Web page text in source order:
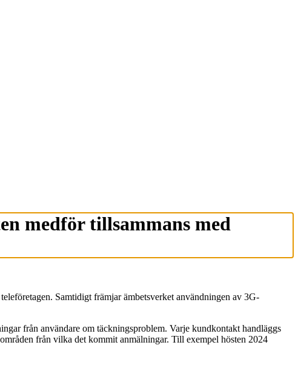
medför tillsammans med
Samtidigt främjar ämbetsverket användningen av 3G-
från användare om täckningsproblem. Varje kundkontakt handläggs
från vilka det kommit anmälningar. Till exempel hösten 2024